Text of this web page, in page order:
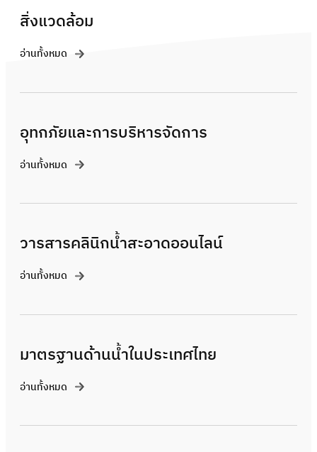
สิ่งแวดล้อม
อ่านทั้งหมด
อุทกภัยและการบริหารจัดการ
อ่านทั้งหมด
วารสารคลินิกน้ำสะอาดออนไลน์
อ่านทั้งหมด
มาตรฐานด้านน้ำในประเทศไทย
อ่านทั้งหมด